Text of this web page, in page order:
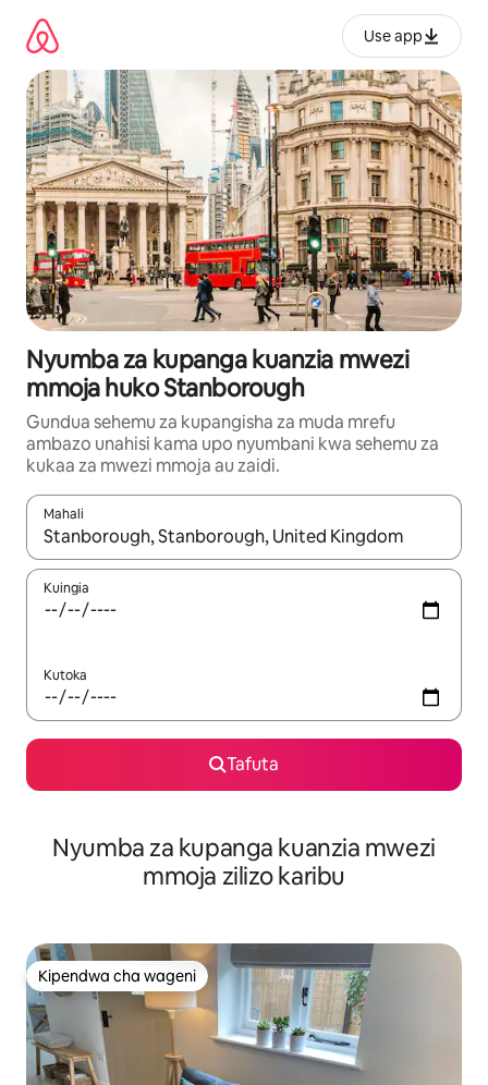
kwenda
kwenye
maudhui
Use app
Nyumba za kupanga kuanzia mwezi
mmoja huko Stanborough
Gundua sehemu za kupangisha za muda mrefu
ambazo unahisi kama upo nyumbani kwa sehemu za
kukaa za mwezi mmoja au zaidi.
Mahali
Wakati matokeo yanapatikana, vinjari kwa kutumia vitufe vya
Kuingia
Kutoka
Tafuta
Nyumba za kupanga kuanzia mwezi
mmoja zilizo karibu
Kipendwa cha wageni
Kipendwa cha wageni